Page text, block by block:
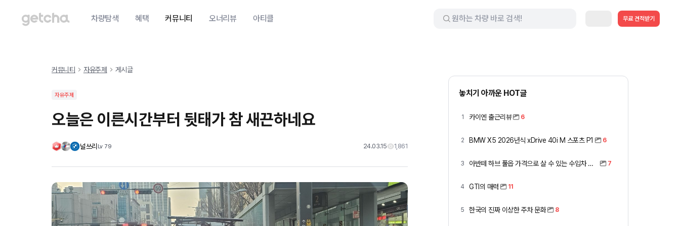
차량탐색 혜택 커뮤니티 오너리뷰 아티클 무료 견적받기
커뮤니티 자유주제 게시글
자유주제
오늘은 이른시간부터 뒷태가 참 새끈하네요
널쓰리 Lv 79 24.03.15 1,861
놓치기 아까운 HOT글
1 카이엔 출근리뷰 6
2 BMW X5 2026년식 xDrive 40i M 스포츠 P1 6
3 아반떼 하브 풀옵 가격으로 살 수 있는 수입차 모아봤습니다 (중고 포함) 7
4 GTI의 매력 11
5 한국의 진짜 이상한 주차 문화 8